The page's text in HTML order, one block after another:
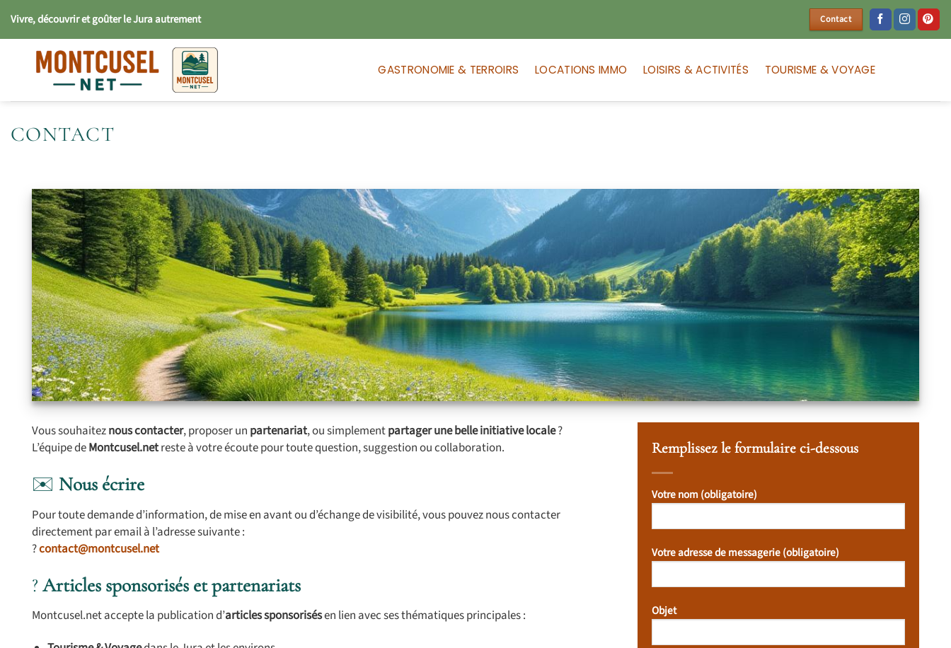
contenu
Vivre, découvrir et goûter le Jura autrement Contact
GASTRONOMIE & TERROIRS LOCATIONS IMMO LOISIRS & ACTIVITÉS TOURISME & VOYAGE
CONTACT
Vous souhaiteznous contacter, proposer un partenariat, ou simplementpartager une belle initiative locale?
L’équipe deMontcusel.netreste à votre écoute pour toute question, suggestion ou collaboration.
✉️ Nous écrire
Pour toute demande d’information, de mise en avant ou d’échange de visibilité, vous pouvez nous contacter
directement par email à l’adresse suivante :
?contact@montcusel.net
? Articles sponsorisés et partenariats
Montcusel.net accepte la publication d’articles sponsorisésen lien avec ses thématiques principales :
Remplissez le formulaire ci-dessous
Votre nom (obligatoire)
Votre adresse de messagerie (obligatoire)
Objet